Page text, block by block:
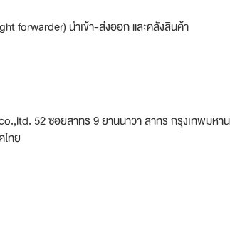
forwarder) นำเข้า-ส่งออก และคลังสินค้า
52 ซอยสาทร 9 ยานนาวา สาทร กรุงเทพมหา
ทย